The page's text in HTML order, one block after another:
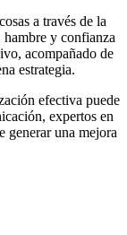
a través de la
y confianza
acompañado de
estrategia.
efectiva puede
expertos en
generar una mejora